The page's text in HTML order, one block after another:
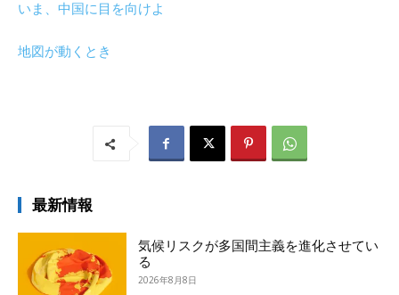
いま、中国に目を向けよ
地図が動くとき
最新情報
気候リスクが多国間主義を進化させてい
る
2026年8月8日